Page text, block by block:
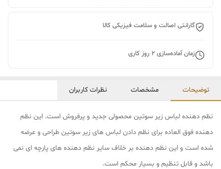
گارانتی اصالت و سلامت فیزیکی کالا
زمان آماده‌سازی 2 روز کاری
توضیحات مشخصات نظرات کاربران
نظم دهنده لباس زیر سوتین محصولی جدید و پرفروش است. این نظم
دهنده فوق العاده برای نظم دادن لباس های زیر سوتین طراحی و عرضه
شده است و این نظم دهنده بر خلاف سایر نظم دهنده های پارچه ای نمی
باشد و قابل تنظیم و بسیار محکم است.